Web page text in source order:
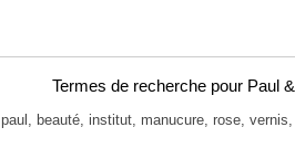
Termes de recherche pour Paul
paul, beauté, institut, manucure, rose,